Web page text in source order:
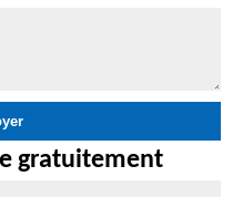
gratuitement